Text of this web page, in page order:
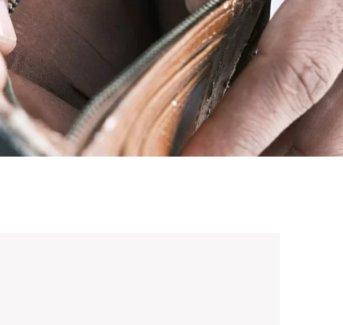
Relevantere communicatie en
customer journey, de barrières en
brengen. Benieuwd hoe?
Stefan Klomp
Client Consultant